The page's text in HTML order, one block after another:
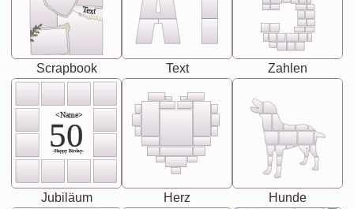
Text
Scrapbook Text Zahlen
<Name>
50
-Happy Birday-
Jubiläum Herz Hunde